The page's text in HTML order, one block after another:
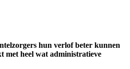
hun verlof beter kunnen
met heel wat administratieve